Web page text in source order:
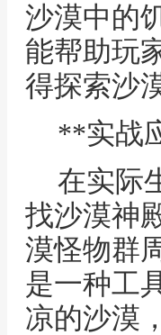
沙漠中的
能帮助玩
得探索沙
**实战
在实际
找沙漠神
漠怪物群
是一种工
凉的沙漠